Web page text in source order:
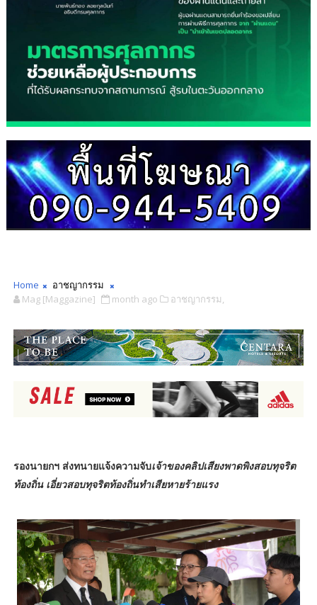
Home
อาชญากรรม
Mag [Maggazine]
month ago อาชญากรรม,
รองนายกฯ ส่งทนายแจ้งความจับเจ้าของคลิปเสียงพาดพิงสอบทุจริต
ท้องถิ่น เอี่ยวสอบทุจริตท้องถิ่นทำเสียหายร้ายแรง